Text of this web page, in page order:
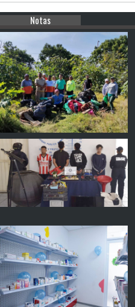
Notas